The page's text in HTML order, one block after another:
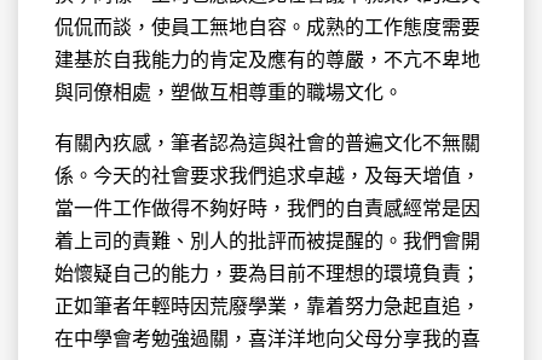
侃侃而談，使員工無地自容。成熟的工作態度需要
建基於自我能力的肯定及應有的尊嚴，不亢不卑地
與同僚相處，塑做互相尊重的職場文化。
有關內疚感，筆者認為這與社會的普遍文化不無關
係。今天的社會要求我們追求卓越，及每天增值，
當一件工作做得不夠好時，我們的自責感經常是因
着上司的責難、別人的批評而被提醒的。我們會開
始懷疑自己的能力，要為目前不理想的環境負責；
正如筆者年輕時因荒廢學業，靠着努力急起直追，
在中學會考勉強過關，喜洋洋地向父母分享我的喜